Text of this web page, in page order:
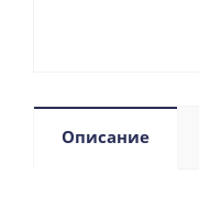
Описание